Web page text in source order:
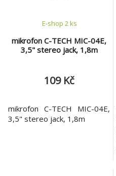
mikrofon C-TECH MIC-04E,
3,5" stereo jack, 1,8m
E-shop 2 ks
109 Kč
mikrofon C-TECH MIC-04E,
3,5" stereo jack, 1,8m